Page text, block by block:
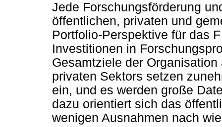
Jede Forschungsförderung
öffentlichen, privaten und
Portfolio-Perspektive für das
Investitionen in
Gesamtziele der
privaten Sektors setzen
ein, und es werden große
dazu orientiert sich das
wenigen Ausnahmen nach